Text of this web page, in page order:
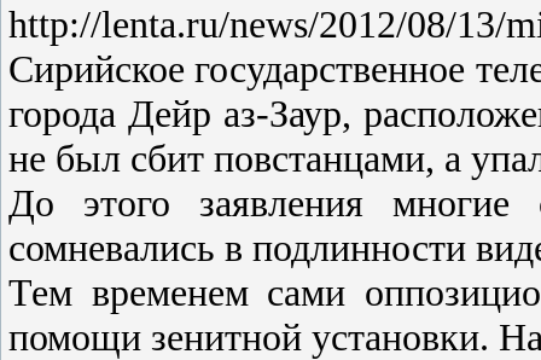
http://lenta.ru/news/2012/08/13/
Сирийское государственное
города Дейр аз-Заур,
не был сбит повстанцами, а
До этого заявления
сомневались в подлинности
Тем временем сами
помощи зенитной установки.